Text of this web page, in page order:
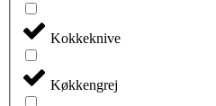
Kokkeknive
Køkkengrej